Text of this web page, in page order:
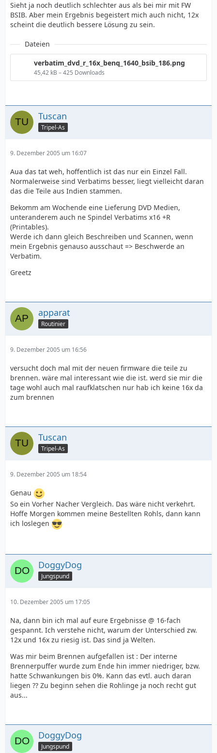
Sieht ja noch deutlich schlechter aus als bei mir mit FW
BSIB. Aber mein Ergebnis begeistert mich auch nicht, 12x
scheint die deutlich bessere Lösung zu sein.
Dateien
verbatim_dvd_r_16x_benq_1640_bsib_186.png
45,42 kB – 425 Downloads
Tuscan
Tripel-As
9. Dezember 2005 um 16:07
Aua das tat weh, hoffentlich ist das nur ein Einzel Fall.
Normalerweise sind Verbatims besser, liegt vielleicht daran
das die Teile aus Indien stammen.
Bekomm am Wochende eine Lieferung DVD Medien,
unteranderem auch ne Spindel Verbatims x16 +R
(Printables).
Werde ich dann gleich Beschreiben und Scannen, wenn
mein Ergebnis genauso ausschaut => Beschwerde an
Verbatim.
Greetz
apparat
Routinier
9. Dezember 2005 um 16:56
versucht doch mal mit der neuen firmware die teile zu
brennen. wäre mal interessant wie die ist. werd sie mir die
tage wohl auch mal raufklatschen nur hab ich keine 16x da
zum brennen
Tuscan
Tripel-As
9. Dezember 2005 um 18:54
Genau
So ein Vorher Nacher Vergleich. Das wäre nicht verkehrt.
Hoffe Morgen kommen meine Bestellten Rohls, dann kann
ich loslegen
DoggyDog
Jungspund
10. Dezember 2005 um 17:05
Na, dann bin ich mal auf eure Ergebnisse @ 16-fach
gespannt. Ich verstehe nicht, warum der Unterschied zw.
12x und 16x zu riesig ist. Das sind ja Welten.
Was mir beim Brennen aufgefallen ist : Der interne
Brennerpuffer wurde zum Ende hin immer niedriger, bzw.
hatte Schwankungen bis 0%. Kann das evtl. auch daran
liegen ?? Zu beginn sehen die Rohlinge ja noch recht gut
aus...
DoggyDog
Jungspund